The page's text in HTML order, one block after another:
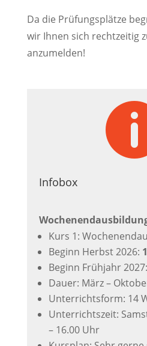
Da die Prüfungsplätze
wir Ihnen sich rechtzeitig
anzumelden!
Infobox
Kurs 1:
Beginn Herbst 2026:
Beginn Frühjahr 2027:
Dauer: März –
Unterrichtsform: 14
Unterrichtszeit:
– 16.00 Uhr